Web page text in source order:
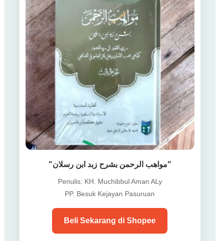
"مواهب الرحمن بشرح زبد ابن رسلان"
Penulis: KH. Muchibbul Aman ALy
PP. Besuk Kejayan Pasuruan
Beli Sekarang di Shopee